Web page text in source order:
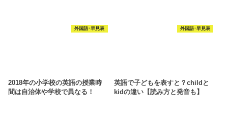
外国語･早見表
2018年の小学校の英語の授業時
間は自治体や学校で異なる！
外国語･早見表
英語で子どもを表すと？childと
kidの違い【読み方と発音も】